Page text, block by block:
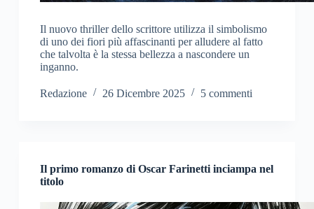
Il nuovo thriller dello scrittore utilizza il simbolismo
di uno dei fiori più affascinanti per alludere al fatto
che talvolta è la stessa bellezza a nascondere un
inganno.
Redazione 26 Dicembre 2025 5 commenti
Il primo romanzo di Oscar Farinetti inciampa nel
titolo